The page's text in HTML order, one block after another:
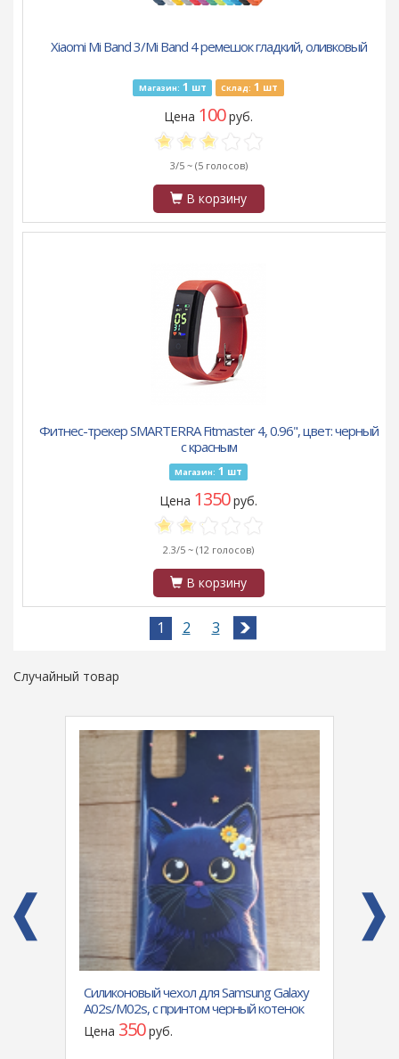
Xiaomi Mi Band 3/Mi Band 4 ремешок гладкий, оливковый
Магазин: 1 шт Склад: 1 шт
Цена 100руб.
3/5 ~ (5 голосов)
В корзину
Фитнес-трекер SMARTERRA Fitmaster 4, 0.96", цвет: черный
с красным
Магазин: 1 шт
Цена 1350руб.
2.3/5 ~ (12 голосов)
В корзину
1 2 3
Случайный товар
Galaxy
котенок
Чехол-книга Fashion Case для Samsung
Galaxy A34 с силиконовым основанием и
магнитом, синяя
Цена